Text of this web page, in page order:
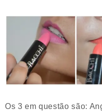
Os 3 em questão são: